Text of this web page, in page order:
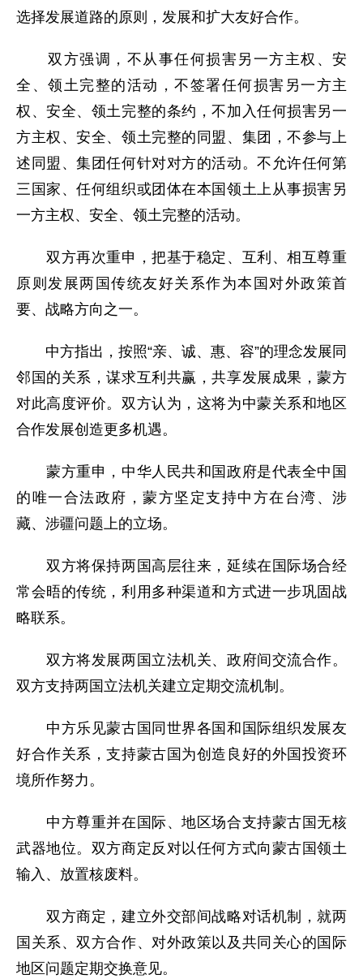
选择发展道路的原则，发展和扩大友好合作。
双方强调，不从事任何损害另一方主权、安
全、领土完整的活动，不签署任何损害另一方主
权、安全、领土完整的条约，不加入任何损害另一
方主权、安全、领土完整的同盟、集团，不参与上
述同盟、集团任何针对对方的活动。不允许任何第
三国家、任何组织或团体在本国领土上从事损害另
一方主权、安全、领土完整的活动。
双方再次重申，把基于稳定、互利、相互尊重
原则发展两国传统友好关系作为本国对外政策首
要、战略方向之一。
中方指出，按照“亲、诚、惠、容”的理念发展同
邻国的关系，谋求互利共赢，共享发展成果，蒙方
对此高度评价。双方认为，这将为中蒙关系和地区
合作发展创造更多机遇。
蒙方重申，中华人民共和国政府是代表全中国
的唯一合法政府，蒙方坚定支持中方在台湾、涉
藏、涉疆问题上的立场。
双方将保持两国高层往来，延续在国际场合经
常会晤的传统，利用多种渠道和方式进一步巩固战
略联系。
双方将发展两国立法机关、政府间交流合作。
双方支持两国立法机关建立定期交流机制。
中方乐见蒙古国同世界各国和国际组织发展友
好合作关系，支持蒙古国为创造良好的外国投资环
境所作努力。
中方尊重并在国际、地区场合支持蒙古国无核
武器地位。双方商定反对以任何方式向蒙古国领土
输入、放置核废料。
双方商定，建立外交部间战略对话机制，就两
国关系、双方合作、对外政策以及共同关心的国际
地区问题定期交换意见。